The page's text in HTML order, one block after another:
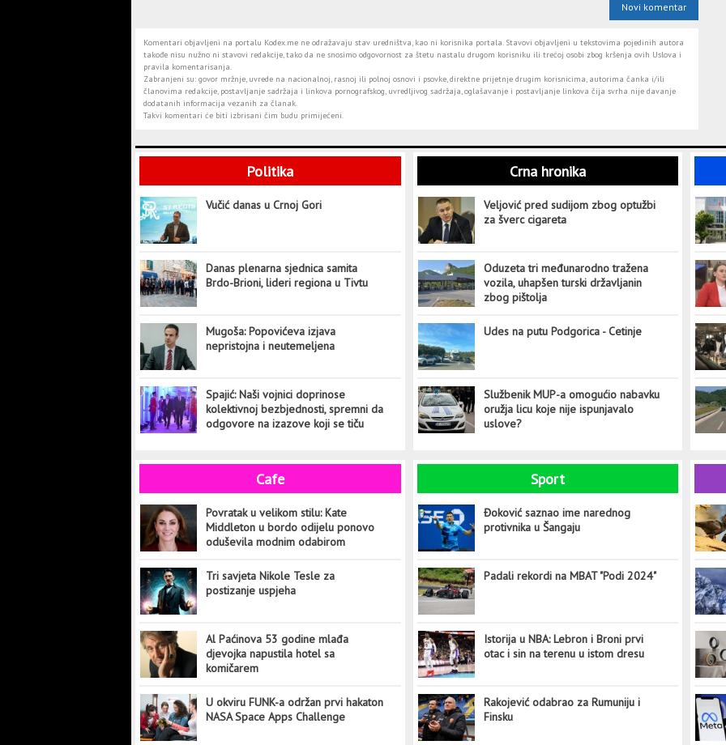
Novi komentar
Komentari objavljeni na portalu Kodex.me ne odražavaju stav uredništva, kao ni korisnika portala. Stavovi objavljeni u tekstovima pojedinih autora
takođe nisu nužno ni stavovi redakcije, tako da ne snosimo odgovornost za štetu nastalu drugom korisniku ili trećoj osobi zbog kršenja ovih Uslova i
pravila komentarisanja.
Zabranjeni su: govor mržnje, uvrede na nacionalnoj, rasnoj ili polnoj osnovi i psovke, direktne prijetnje drugim korisnicima, autorima čanka i/ili
članovima redakcije, postavljanje sadržaja i linkova pornografskog, uvredljivog sadržaja, oglašavanje i postavljanje linkova čija svrha nije davanje
dodatanih informacija vezanih za članak.
Takvi komentari će biti izbrisani čim budu primijećeni.
Politika
Vučić danas u Crnoj Gori
Danas plenarna sjednica samita
Brdo-Brioni, lideri regiona u Tivtu
Mugoša: Popovićeva izjava
nepristojna i neutemeljena
Spajić: Naši vojnici doprinose
kolektivnoj bezbjednosti, spremni da
odgovore na izazove koji se tiču
Crna hronika
Veljović pred sudijom zbog optužbi
za šverc cigareta
Oduzeta tri međunarodno tražena
vozila, uhapšen turski državljanin
zbog pištolja
Udes na putu Podgorica - Cetinje
Službenik MUP-a omogućio nabavku
oružja licu koje nije ispunjavalo
uslove?
Cafe
Povratak u velikom stilu: Kate
Middleton u bordo odijelu ponovo
oduševila modnim odabirom
Tri savjeta Nikole Tesle za
postizanje uspjeha
Al Paćinova 53 godine mlađa
djevojka napustila hotel sa
komičarem
U okviru FUNK-a održan prvi hakaton
NASA Space Apps Challenge
Sport
Đoković saznao ime narednog
protivnika u Šangaju
Padali rekordi na MBAT "Podi 2024"
Istorija u NBA: Lebron i Broni prvi
otac i sin na terenu u istom dresu
Rakojević odabrao za Rumuniju i
Finsku